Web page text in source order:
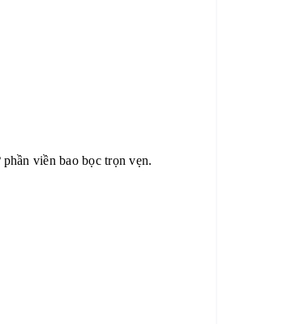
viền bao bọc trọn vẹn.